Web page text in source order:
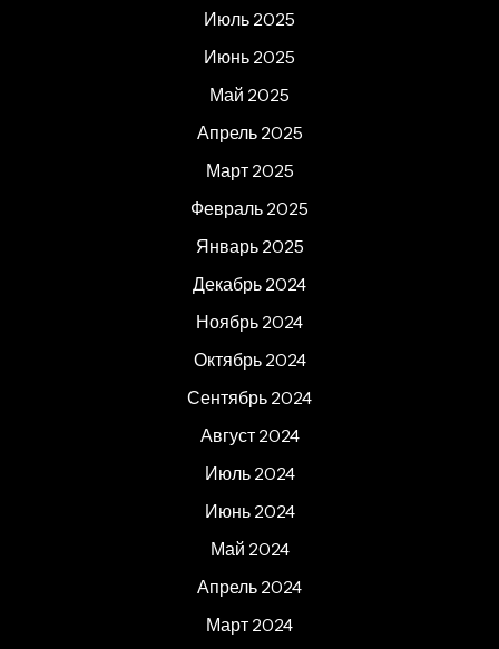
Июль 2025
Июнь 2025
Май 2025
Апрель 2025
Март 2025
Февраль 2025
Январь 2025
Декабрь 2024
Ноябрь 2024
Октябрь 2024
Сентябрь 2024
Август 2024
Июль 2024
Июнь 2024
Май 2024
Апрель 2024
Март 2024